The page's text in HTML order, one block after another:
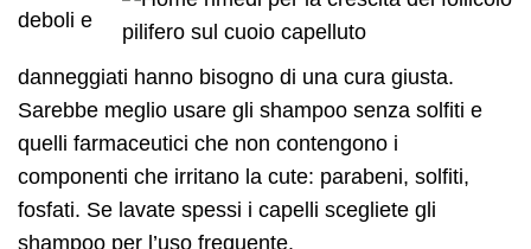
deboli e
danneggiati hanno bisogno di una cura giusta.
Sarebbe meglio usare gli shampoo senza solfiti e
quelli farmaceutici che non contengono i
componenti che irritano la cute: parabeni, solfiti,
fosfati. Se lavate spessi i capelli scegliete gli
shampoo per l’uso frequente.